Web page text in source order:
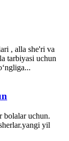
, alla she'ri va
tarbiyasi uchun
bolalar uchun.
yil